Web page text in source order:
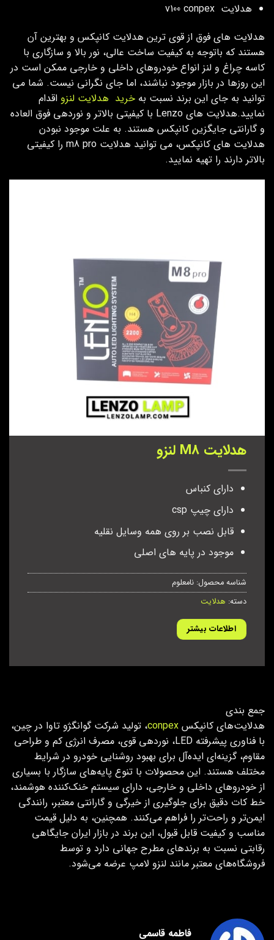
هدلایت v100 conpex
هدلایت های فوق از قوی ترین هدلایت کانپکس و بهترین آن
هستند که باتوجه به کیفیت ساخت عالی، نور بالا و سازگاری با
کاسه چراغ و لنز انواع خودروهای داخلی و خارجی ممکن است در
این روزها در بازار موجود نباشند، اما جای نگرانی نیست. شما می
توانید به جای این برند نسبت به خرید هدلایت لنزو اقدام
نمایید.هدلایت های Lenzo با کیفیتی بالاتر و نوردهی فوق العاده
و گارانتی جایگزین کانپکس هستند. به علت موجود نبودن
هدلایت های کانپکس، می توانید هدلایت m8 pro را کیفیتی
بالاتر دارند را تهیه نمایید.
هدلایت M8 لنزو
دارای کنباس
دارای چیپ csp
قابل نصب بر روی همه وسایل نقلیه
موجود در پایه های اصلی
شناسه محصول: نامعلوم
دسته: هدلایت
اطلاعات بیشتر
جمع بندی
هدلایت‌های کانپکس conpex، تولید شرکت گوانگژو تاوا در چین،
با فناوری پیشرفته LED، نوردهی قوی، مصرف انرژی کم و طراحی
مقاوم، گزینه‌ای ایده‌آل برای بهبود روشنایی خودرو در شرایط
مختلف هستند. این محصولات با تنوع پایه‌های سازگار با بسیاری
از خودروهای داخلی و خارجی، دارای سیستم خنک‌کننده هوشمند،
خط کات دقیق برای جلوگیری از خیرگی و گارانتی معتبر، رانندگی
ایمن‌تر و راحت‌تر را فراهم می‌کنند. همچنین، به دلیل قیمت
مناسب و کیفیت قابل قبول، این برند در بازار ایران جایگاهی
رقابتی نسبت به برندهای مطرح جهانی دارد و توسط
فروشگاه‌های معتبر مانند لنزو لامپ عرضه می‌شود.
فاطمه قاسمی